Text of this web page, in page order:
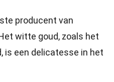
producent van
witte goud, zoals het
is een delicatesse in het